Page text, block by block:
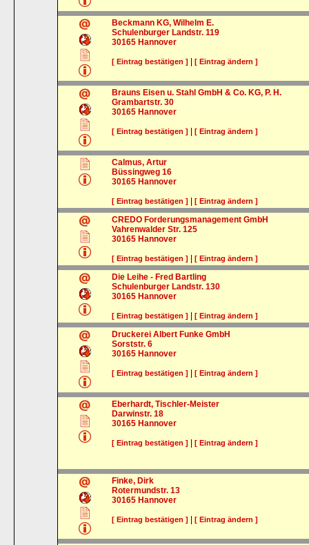
Beckmann KG, Wilhelm E.
Schulenburger Landstr. 119
30165 Hannover
[ Eintrag bestätigen ] |[ Eintrag ändern ]
Brauns Eisen u. Stahl GmbH & Co. KG, P. H.
Grambartstr. 30
30165 Hannover
[ Eintrag bestätigen ] |[ Eintrag ändern ]
Calmus, Artur
Büssingweg 16
30165 Hannover
[ Eintrag bestätigen ] |[ Eintrag ändern ]
CREDO Forderungsmanagement GmbH
Vahrenwalder Str. 125
30165 Hannover
[ Eintrag bestätigen ] |[ Eintrag ändern ]
Die Leihe - Fred Bartling
Schulenburger Landstr. 130
30165 Hannover
[ Eintrag bestätigen ] |[ Eintrag ändern ]
Druckerei Albert Funke GmbH
Sorststr. 6
30165 Hannover
[ Eintrag bestätigen ] |[ Eintrag ändern ]
Eberhardt, Tischler-Meister
Darwinstr. 18
30165 Hannover
[ Eintrag bestätigen ] |[ Eintrag ändern ]
Finke, Dirk
Rotermundstr. 13
30165 Hannover
[ Eintrag bestätigen ] |[ Eintrag ändern ]